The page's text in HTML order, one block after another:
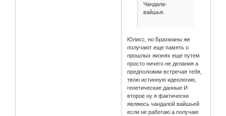
Чандала-
вайшья.
Юлисс, но Брахманы же
получают еще память о
прошлых жизнях еще путем
просто ничего не делания а
предположим встречая тебя,
твою истинную идеологию,
генетические данные И
второе ну я фактически
являюсь чандалой вайшьей
если не работаю а получаю